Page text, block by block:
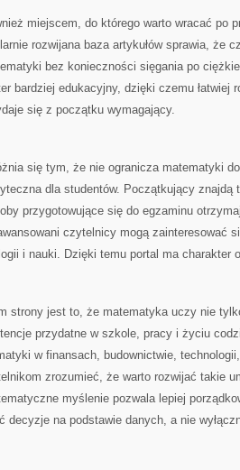
miejscem, do którego warto wracać po
rozwijana baza artykułów sprawia, że
bez konieczności sięgania po
bardziej edukacyjny, dzięki czemu łatwiej
się z początku wymagający.
się tym, że nie ogranicza matematyki
dla studentów. Początkujący znajdą
przygotowujące się do egzaminu
czytelnicy mogą zainteresować
i nauki. Dzięki temu portal ma charakter
strony jest to, że matematyka uczy nie
przydatne w szkole, pracy i życiu
w finansach, budownictwie,
zrozumieć, że warto rozwijać takie
myślenie pozwala lepiej
decyzje na podstawie danych, a nie